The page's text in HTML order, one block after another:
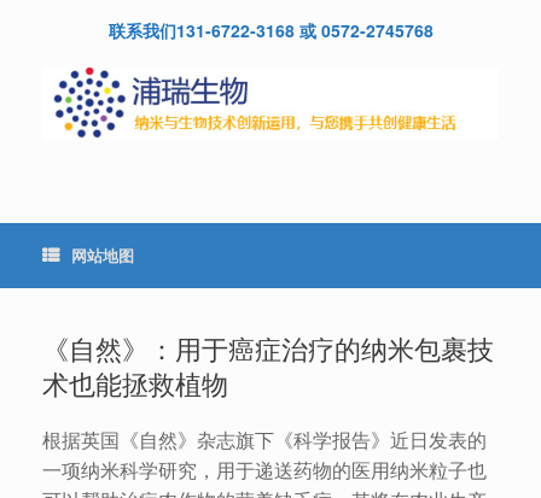
联系我们131-6722-3168 或 0572-2745768
网站地图
《自然》：用于癌症治疗的纳米包裹技
术也能拯救植物
根据英国《自然》杂志旗下《科学报告》近日发表的
一项纳米科学研究，用于递送药物的医用纳米粒子也